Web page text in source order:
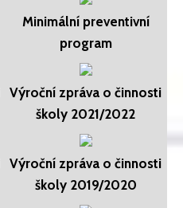
Minimální preventivní
program
Výroční zpráva o činnosti
školy 2021/2022
Výroční zpráva o činnosti
školy 2019/2020